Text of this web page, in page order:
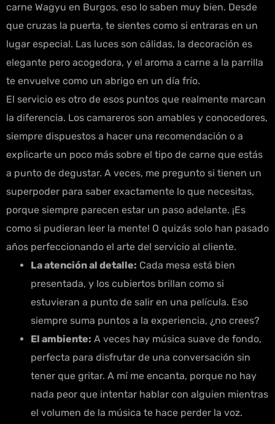
carne Wagyu en Burgos, eso lo saben muy bien. Desde
que cruzas la puerta, te sientes como si entraras en un
lugar especial. Las luces son cálidas, la decoración es
elegante pero acogedora, y el aroma a carne a la parrilla
te envuelve como un abrigo en un día frío.
El servicio es otro de esos puntos que realmente marcan
la diferencia. Los camareros son amables y conocedores,
siempre dispuestos a hacer una recomendación o a
explicarte un poco más sobre el tipo de carne que estás
a punto de degustar. A veces, me pregunto si tienen un
superpoder para saber exactamente lo que necesitas,
porque siempre parecen estar un paso adelante. ¡Es
como si pudieran leer la mente! O quizás solo han pasado
años perfeccionando el arte del servicio al cliente.
La atención al detalle: Cada mesa está bien
presentada, y los cubiertos brillan como si
estuvieran a punto de salir en una película. Eso
siempre suma puntos a la experiencia, ¿no crees?
El ambiente: A veces hay música suave de fondo,
perfecta para disfrutar de una conversación sin
tener que gritar. A mí me encanta, porque no hay
nada peor que intentar hablar con alguien mientras
el volumen de la música te hace perder la voz.